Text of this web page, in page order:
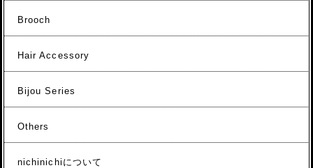
Brooch
Hair Accessory
Bijou Series
Others
nichinichiについて